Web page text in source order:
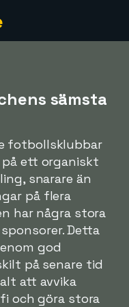
sämsta
fotbollsklubbar
ett organiskt
snarare än
på flera
har några stora
Detta
god
på senare tid
att avvika
och göra stora